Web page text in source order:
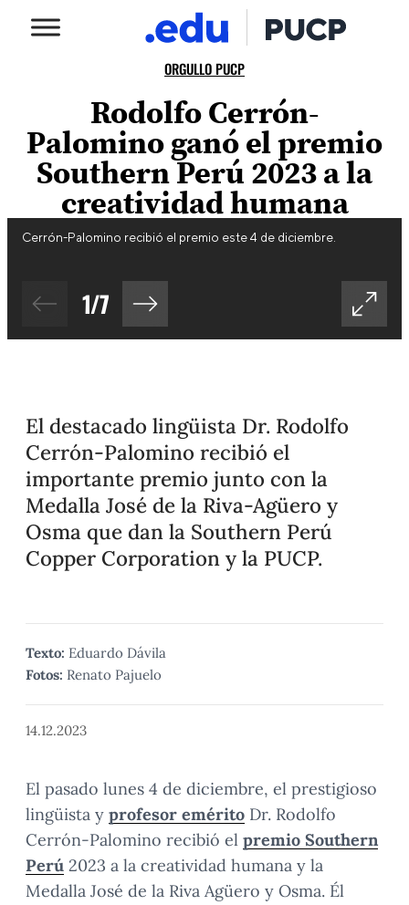
ORGULLO PUCP
Rodolfo Cerrón-
Palomino ganó el premio
Southern Perú 2023 a la
creatividad humana
Cerrón-Palomino recibió el premio este 4 de diciembre.
1/7
El destacado lingüista Dr. Rodolfo
Cerrón-Palomino recibió el
importante premio junto con la
Medalla José de la Riva-Agüero y
Osma que dan la Southern Perú
Copper Corporation y la PUCP.
Texto: Eduardo Dávila
Fotos: Renato Pajuelo
14.12.2023
El pasado lunes 4 de diciembre, el prestigioso
lingüista y profesor emérito Dr. Rodolfo
Cerrón-Palomino recibió el premio Southern
Perú 2023 a la creatividad humana y la
Medalla José de la Riva Agüero y Osma. Él